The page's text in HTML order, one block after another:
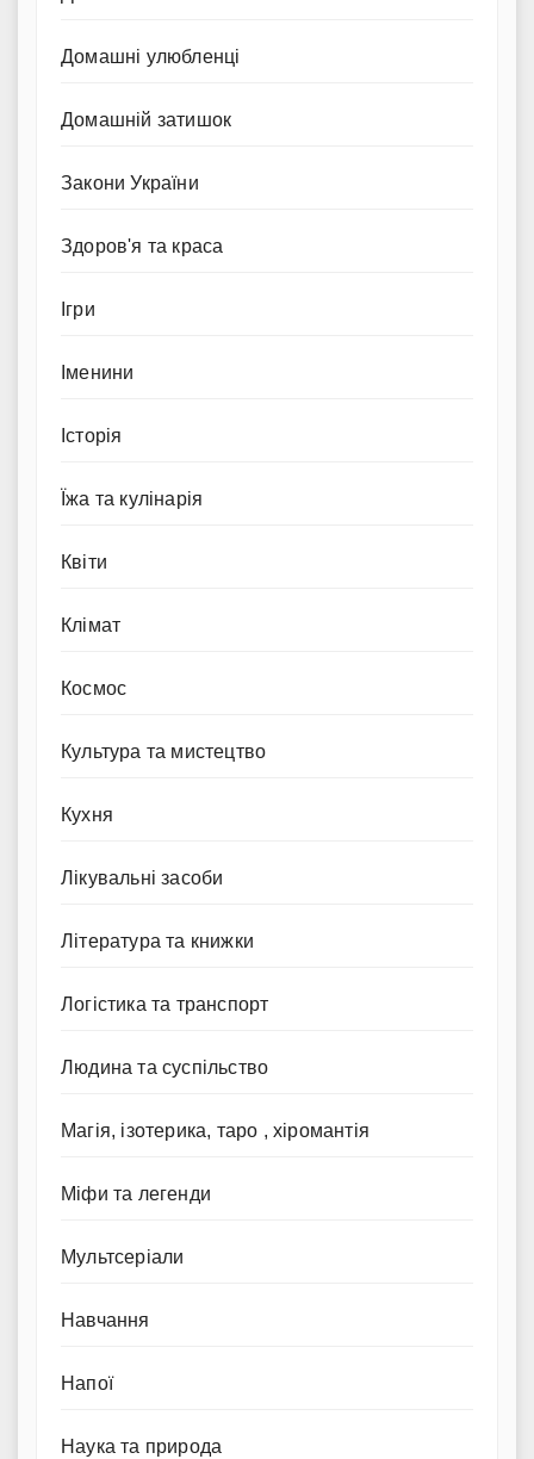
Домашні улюбленці
Домашній затишок
Закони України
Здоров'я та краса
Ігри
Іменини
Історія
Їжа та кулінарія
Квіти
Клімат
Космос
Культура та мистецтво
Кухня
Лікувальні засоби
Література та книжки
Логістика та транспорт
Людина та суспільство
Магія, ізотерика, таро , хіромантія
Міфи та легенди
Мультсеріали
Навчання
Напої
Наука та природа